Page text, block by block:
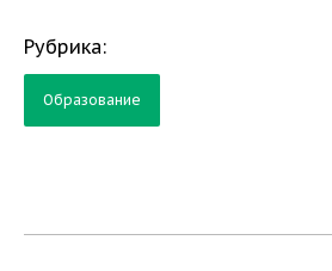
Рубрика:
Образование